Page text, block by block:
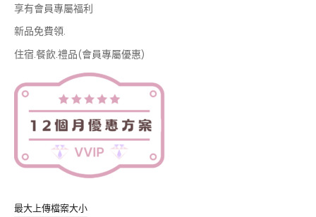
享有會員專屬福利
新品免費領.
住宿.餐飲.禮品(會員專屬優惠)
最大上傳檔案大小